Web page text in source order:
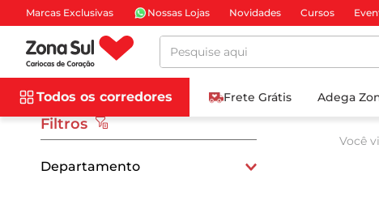
Marcas Exclusivas Nossas Lojas Novidades Cursos
Pesquise aqui
Todos os corredores Frete Grátis Adega
Filtros
Departamento
Você